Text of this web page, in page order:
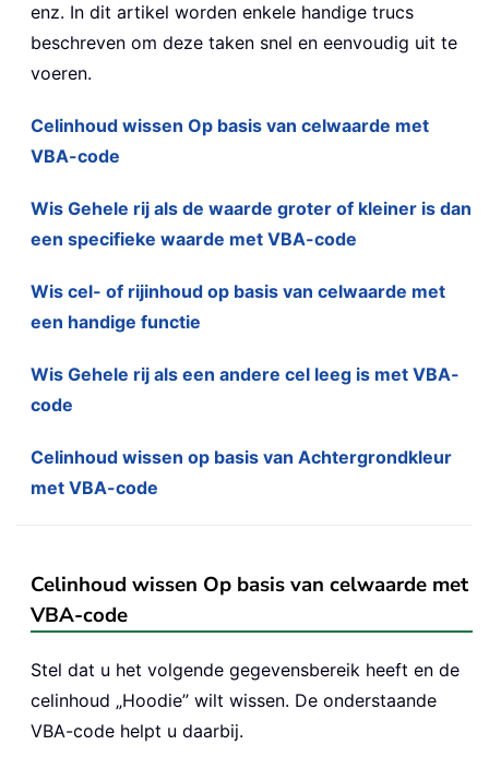
enz. In dit artikel worden enkele handige trucs
beschreven om deze taken snel en eenvoudig uit te
voeren.
Celinhoud wissen Op basis van celwaarde met
VBA-code
Wis Gehele rij als de waarde groter of kleiner is dan
een specifieke waarde met VBA-code
Wis cel- of rijinhoud op basis van celwaarde met
een handige functie
Wis Gehele rij als een andere cel leeg is met VBA-
code
Celinhoud wissen op basis van Achtergrondkleur
met VBA-code
Celinhoud wissen Op basis van celwaarde met
VBA-code
Stel dat u het volgende gegevensbereik heeft en de
celinhoud „Hoodie” wilt wissen. De onderstaande
VBA-code helpt u daarbij.